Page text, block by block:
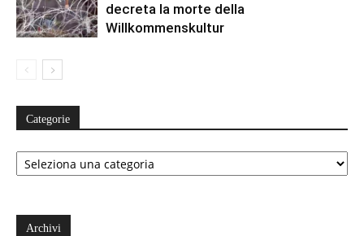
decreta la morte della
Willkommenskultur
Categorie
Categorie
Archivi